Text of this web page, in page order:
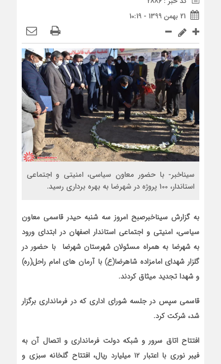
21 بهمن 1399 - 10:19
سیناخبر- با حضور معاون سیاسی، امنیتی و اجتماعی
استاندار، 100 پروژه در شهرضا به بهره برداری رسید.
به گزارش سیناخبرصبح امروز سه شنبه حیدر قاسمی معاون
سیاسی، امنیتی و اجتماعی استاندار اصفهان در ابتدای ورود
به شهرضا به همراه مسئولان شهرستان شهرضا با حضور در
گلزار شهدای امامزاده شاهرضا(ع) با آرمان های امام راحل(ره)
و شهدا تجدید میثاق کردند.
قاسمی سپس در جلسه شورای اداری که در فرمانداری برگزار
شد، شرکت کرد.
افتتاح اتاق سرور و شبکه دولت فرمانداری و اتصال آن به
فیبر نوری با اعتبار ۱۲ میلیارد ریال، افتتاح گلخانه سبزی و